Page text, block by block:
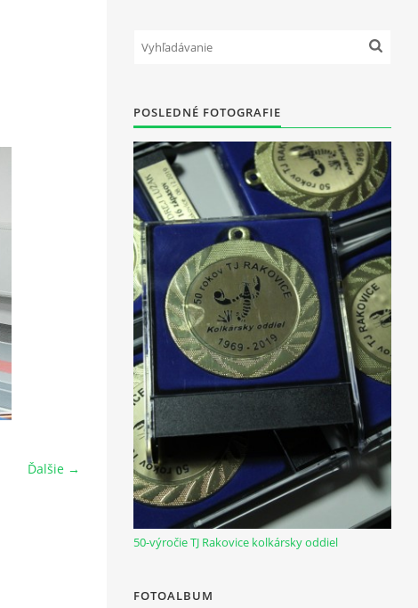
Ďalšie →
POSLEDNÉ FOTOGRAFIE
50-výročie TJ Rakovice kolkársky oddiel
FOTOALBUM